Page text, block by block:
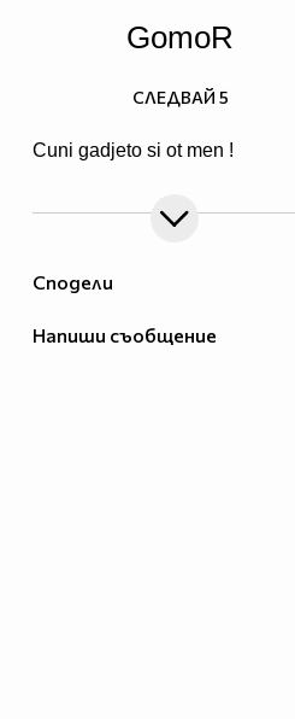
Сподели
Напиши съобщение
GomoR
Cuni gadjeto si ot men !
СЛЕДВАЙ 5